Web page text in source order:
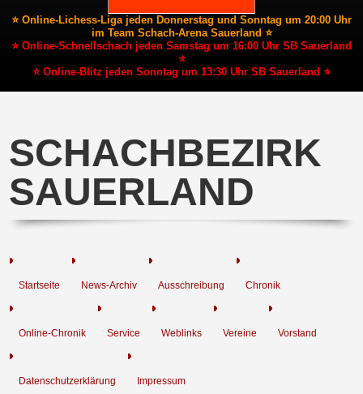
⭐ Online-Lichess-Liga jeden Donnerstag und Sonntag um 20:00 Uhr
im Team Schach-Arena Sauerland ⭐
⭐ Online-Schnellschach jeden Samstag um 16:00 Uhr SB Sauerland
⭐
⭐ Online-Blitz jeden Sonntag um 13:30 Uhr SB Sauerland ⭐
SCHACHBEZIRK
SAUERLAND
Startseite News-Archiv Ausschreibung Chronik
Online-Chronik Service Weblinks Vereine Vorstand
Datenschutzerklärung Impressum